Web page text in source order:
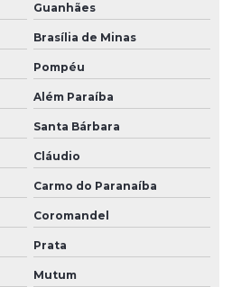
Guanhães
Brasília de Minas
Pompéu
Além Paraíba
Santa Bárbara
Cláudio
Carmo do Paranaíba
Coromandel
Prata
Mutum